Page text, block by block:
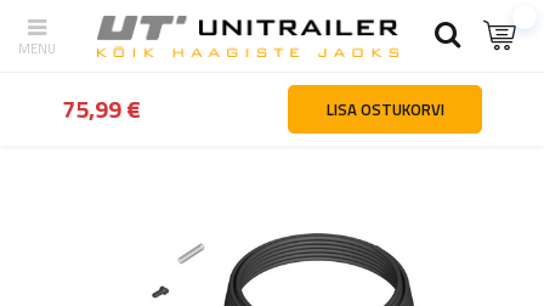
tagasi Kodu Haagiste osad ja tarvikud Teljed ja vedrustuse
75,99 € LISA OSTUKORVI